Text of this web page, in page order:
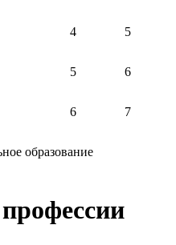
4 5
5 6
6 7
образование